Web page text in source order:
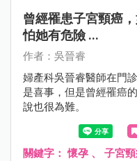
曾經罹患子宮頸癌
怕她有危險 ...
作者：吳晉睿
婦產科吳晉睿醫師在門
是喜事，但是曾經罹癌
說也很為難。
關鍵字：懷孕 、 子宮